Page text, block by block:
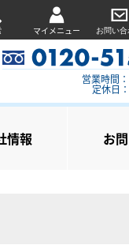
マイメニュー お問い
営業時間
定休日
情報 お